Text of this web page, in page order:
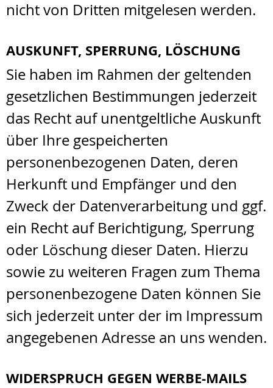
nicht von Dritten mitgelesen werden.
AUSKUNFT, SPERRUNG, LÖSCHUNG
Sie haben im Rahmen der geltenden
gesetzlichen Bestimmungen jederzeit
das Recht auf unentgeltliche Auskunft
über Ihre gespeicherten
personenbezogenen Daten, deren
Herkunft und Empfänger und den
Zweck der Datenverarbeitung und ggf.
ein Recht auf Berichtigung, Sperrung
oder Löschung dieser Daten. Hierzu
sowie zu weiteren Fragen zum Thema
personenbezogene Daten können Sie
sich jederzeit unter der im Impressum
angegebenen Adresse an uns wenden.
WIDERSPRUCH GEGEN WERBE-MAILS